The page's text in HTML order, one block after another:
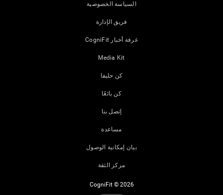
السياسة الخصوصية
فريق الإدارة
غرفة أخبار CogniFit
Media Kit
كن حليفا
كن بائعًا
إتصل بنا
مساعدة
بيان إمكانية الوصول
مركز الثقة
CogniFit © 2026